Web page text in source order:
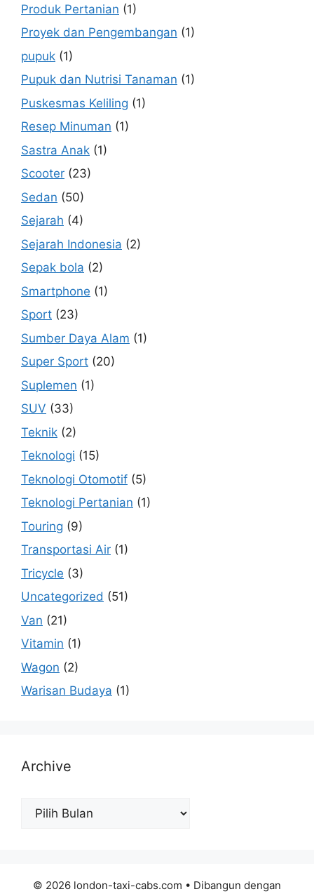
Produk Pertanian (1)
Proyek dan Pengembangan (1)
pupuk (1)
Pupuk dan Nutrisi Tanaman (1)
Puskesmas Keliling (1)
Resep Minuman (1)
Sastra Anak (1)
Scooter (23)
Sedan (50)
Sejarah (4)
Sejarah Indonesia (2)
Sepak bola (2)
Smartphone (1)
Sport (23)
Sumber Daya Alam (1)
Super Sport (20)
Suplemen (1)
SUV (33)
Teknik (2)
Teknologi (15)
Teknologi Otomotif (5)
Teknologi Pertanian (1)
Touring (9)
Transportasi Air (1)
Tricycle (3)
Uncategorized (51)
Van (21)
Vitamin (1)
Wagon (2)
Warisan Budaya (1)
Archive
Archive
© 2026 london-taxi-cabs.com • Dibangun dengan